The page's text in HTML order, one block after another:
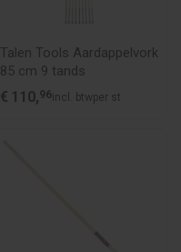
Talen Tools Aardappelvork
85 cm 9 tands
€ 110,96incl. btwper st